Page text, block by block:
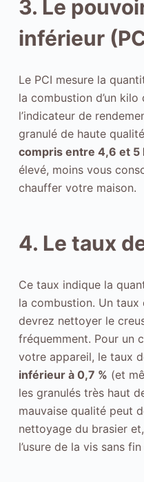
3. Le
inférieur
Le PCI mesure la
la combustion d’un kilo
l’indicateur de
granulé de haute
compris entre 4,6 et 5
élevé, moins vous
chauffer votre maison.
4. Le taux
Ce taux indique la
la combustion. Un
devrez nettoyer le
fréquemment. Pour un
votre appareil, le taux
inférieur à 0,7 % (et
les granulés très haut
mauvaise qualité peut
nettoyage du brasier
l’usure de la vis sans